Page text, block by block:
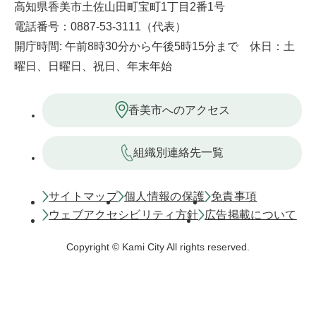
高知県香美市土佐山田町宝町1丁目2番1号
電話番号：0887-53-3111（代表）
開庁時間: 午前8時30分から午後5時15分まで 休日：土
曜日、日曜日、祝日、年末年始
香美市へのアクセス
組織別連絡先一覧
サイトマップ 個人情報の保護 免責事項
ウェブアクセシビリティ方針
広告掲載について
Copyright © Kami City All rights reserved.